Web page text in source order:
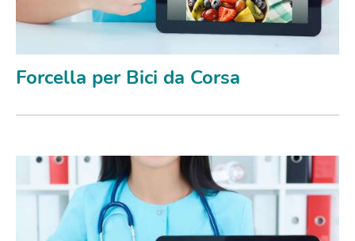
Forcella per Bici da Corsa